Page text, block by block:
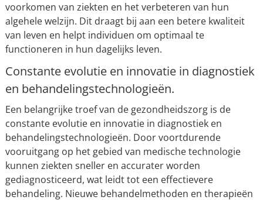
voorkomen van ziekten en het verbeteren van hun
algehele welzijn. Dit draagt bij aan een betere kwaliteit
van leven en helpt individuen om optimaal te
functioneren in hun dagelijks leven.
Constante evolutie en innovatie in diagnostiek
en behandelingstechnologieën.
Een belangrijke troef van de gezondheidszorg is de
constante evolutie en innovatie in diagnostiek en
behandelingstechnologieën. Door voortdurende
vooruitgang op het gebied van medische technologie
kunnen ziekten sneller en accurater worden
gediagnosticeerd, wat leidt tot een effectievere
behandeling. Nieuwe behandelmethoden en therapieën